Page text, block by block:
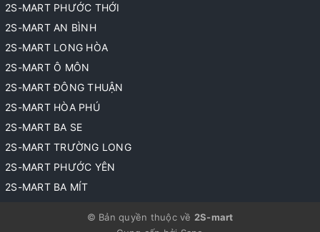
2S-MART PHƯỚC THỚI
2S-MART AN BÌNH
2S-MART LONG HÒA
2S-MART Ô MÔN
2S-MART ĐÔNG THUẬN
2S-MART HÒA PHÚ
2S-MART BA SE
2S-MART TRƯỜNG LONG
2S-MART PHƯỚC YÊN
2S-MART BA MÍT
© Bản quyền thuộc về 2S-mart